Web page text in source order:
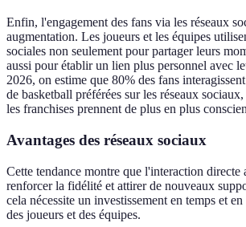
Enfin, l'engagement des fans via les réseaux
augmentation. Les joueurs et les équipes
sociales non seulement pour partager leurs
aussi pour établir un lien plus personnel avec
2026, on estime que 80% des fans
de basketball préférées sur les réseaux
les franchises prennent de plus en plus
Avantages des réseaux sociaux
Cette tendance montre que l'interaction directe
renforcer la fidélité et attirer de nouveaux
cela nécessite un investissement en temps et
des joueurs et des équipes.